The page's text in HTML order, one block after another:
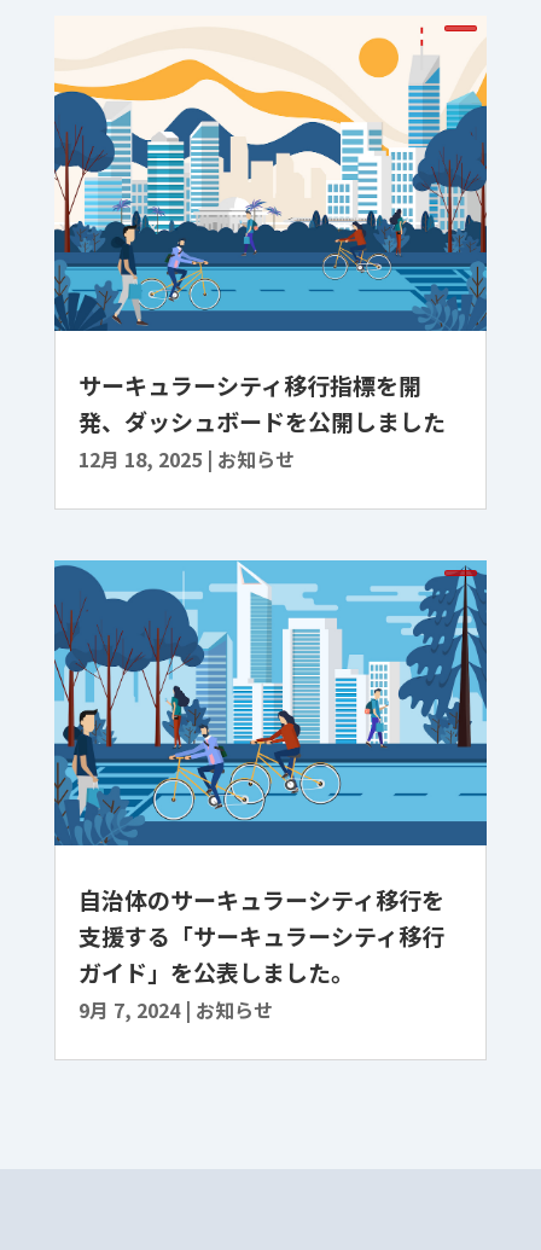
サーキュラーシティ移行指標を開
発、ダッシュボードを公開しました
12月 18, 2025| お知らせ
自治体のサーキュラーシティ移行を
支援する「サーキュラーシティ移行
ガイド」を公表しました。
9月 7, 2024| お知らせ